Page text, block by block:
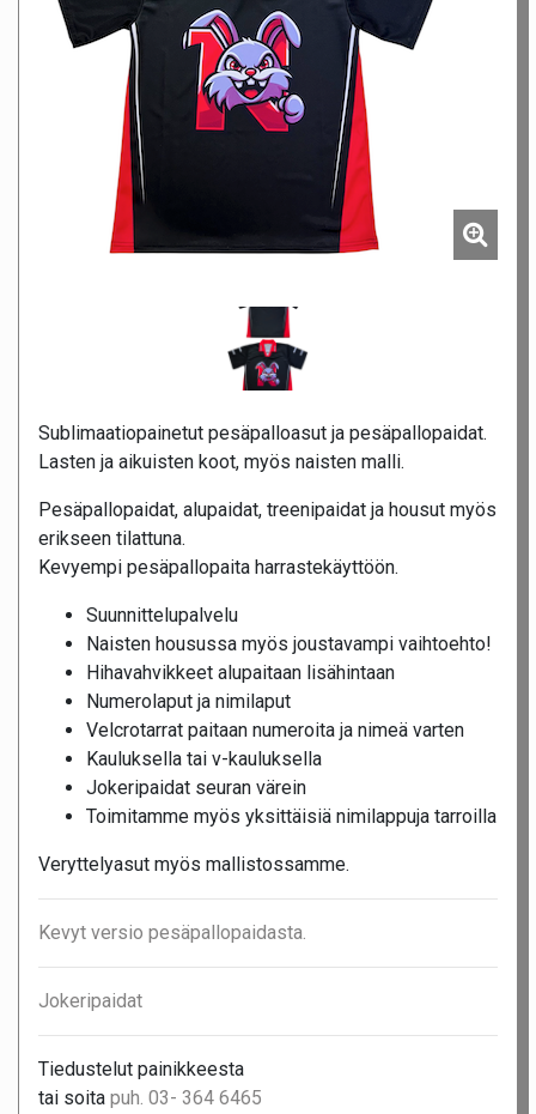
Sublimaatiopainetut pesäpalloasut ja pesäpallopaidat.
Lasten ja aikuisten koot, myös naisten malli.
Pesäpallopaidat, alupaidat, treenipaidat ja housut myös
erikseen tilattuna.
Kevyempi pesäpallopaita harrastekäyttöön.
Suunnittelupalvelu
Naisten housussa myös joustavampi vaihtoehto!
Hihavahvikkeet alupaitaan lisähintaan
Numerolaput ja nimilaput
Velcrotarrat paitaan numeroita ja nimeä varten
Kauluksella tai v-kauluksella
Jokeripaidat seuran värein
Toimitamme myös yksittäisiä nimilappuja tarroilla
Veryttelyasut myös mallistossamme.
Kevyt versio pesäpallopaidasta.
Jokeripaidat
Tiedustelut painikkeesta
tai soita puh. 03- 364 6465